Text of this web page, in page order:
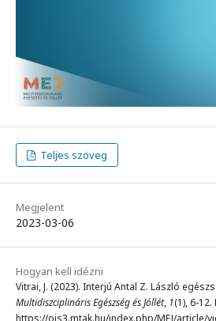
Teljes szöveg
Megjelent
2023-03-06
Hogyan kell idézni
Vitrai, J. (2023). Interjú Antal Z. László
Multidiszciplináris Egészség és Jóllét, 1(1), 6-